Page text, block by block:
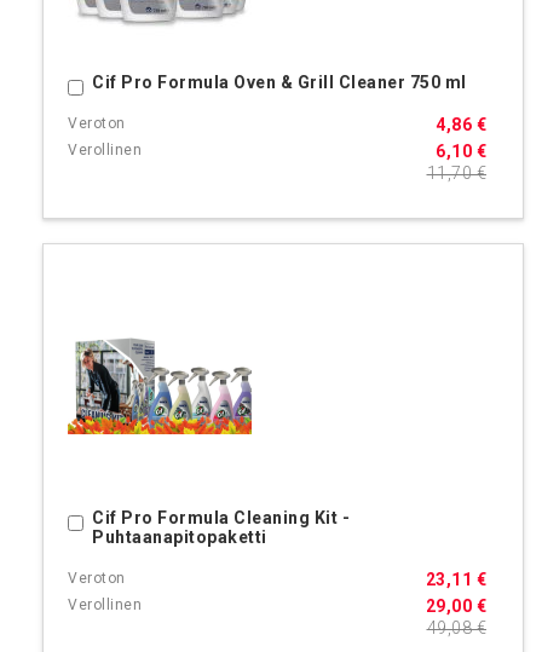
Cif Pro Formula Oven & Grill Cleaner 750 ml
6,10 €
4,86 €
11,70 €
Ostoskoriin
Cif Pro Formula Cleaning Kit -
Puhtaanapitopaketti
29,00 €
23,11 €
49,08 €
Ostoskoriin